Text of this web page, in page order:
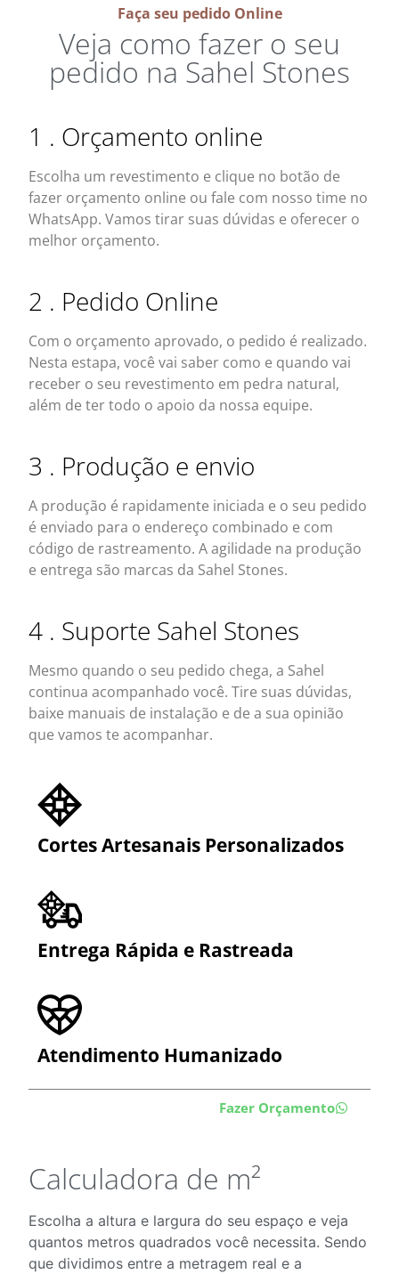
Faça seu pedido Online
Veja como fazer o seu
pedido na Sahel Stones
1 . Orçamento online​
Escolha um revestimento e clique no botão de
fazer orçamento online ou fale com nosso time no
WhatsApp. Vamos tirar suas dúvidas e oferecer o
melhor orçamento.​
2 . Pedido Online
Com o orçamento aprovado, o pedido é realizado.
Nesta estapa, você vai saber como e quando vai
receber o seu revestimento em pedra natural,
além de ter todo o apoio da nossa equipe.
3 . Produção e envio
A produção é rapidamente iniciada e o seu pedido
é enviado para o endereço combinado e com
código de rastreamento. A agilidade na produção
e entrega são marcas da Sahel Stones.
4 . Suporte Sahel Stones
Mesmo quando o seu pedido chega, a Sahel
continua acompanhado você. Tire suas dúvidas,
baixe manuais de instalação e de a sua opinião
que vamos te acompanhar.
Cortes Artesanais Personalizados​
Entrega Rápida e Rastreada
Atendimento Humanizado ​
Fazer Orçamento
Calculadora de m²
Escolha a altura e largura do seu espaço e veja
quantos metros quadrados você necessita. Sendo
que dividimos entre a metragem real e a